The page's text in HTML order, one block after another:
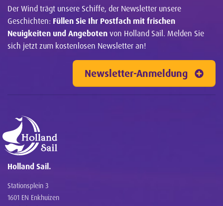
Der Wind trägt unsere Schiffe, der Newsletter unsere
Geschichten: Füllen Sie Ihr Postfach mit frischen
Neuigkeiten und Angeboten von Holland Sail. Melden Sie
sich jetzt zum kostenlosen Newsletter an!
Newsletter-Anmeldung
Holland Sail.
Stationsplein 3
1601 EN Enkhuizen